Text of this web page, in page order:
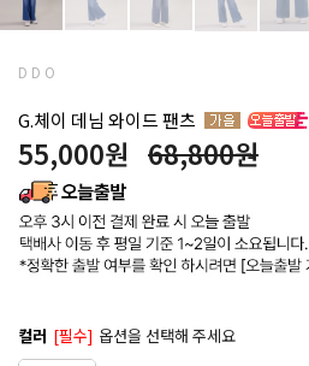
D D O
G.체이 데님 와이드 팬츠
55,000원 68,800원
컬러 [필수] 옵션을 선택해 주세요